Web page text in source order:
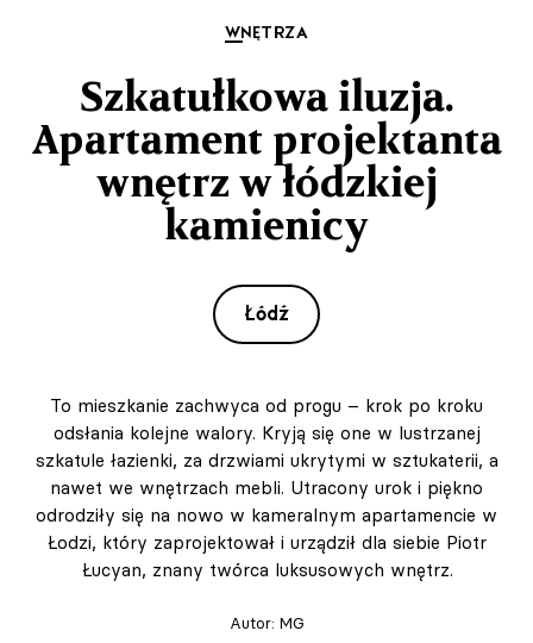
WNĘTRZA
Szkatułkowa iluzja.
Apartament projektanta
wnętrz w łódzkiej
kamienicy
Łódź
To mieszkanie zachwyca od progu – krok po kroku
odsłania kolejne walory. Kryją się one w lustrzanej
szkatule łazienki, za drzwiami ukrytymi w sztukaterii, a
nawet we wnętrzach mebli. Utracony urok i piękno
odrodziły się na nowo w kameralnym apartamencie w
Łodzi, który zaprojektował i urządził dla siebie Piotr
Łucyan, znany twórca luksusowych wnętrz.
Autor: MG